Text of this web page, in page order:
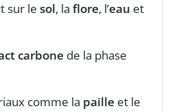
sur le sol, la flore, l’eau et
carbone de la phase
comme la paille et le